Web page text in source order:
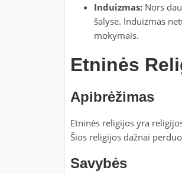
Induizmas:Nors
šalyse. Induizmas
mokymais.
Etninės
Apibrėžimas
Etninės religijos yra
Šios religijos dažnai
Savybės